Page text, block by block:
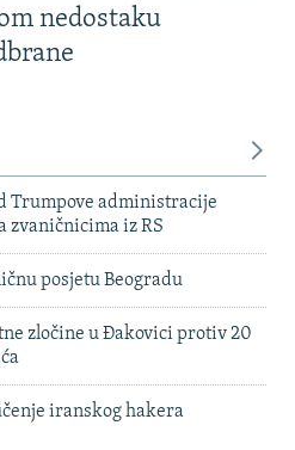
nedostaku
Trumpove administracije
zvaničnicima iz RS
posjetu Beogradu
zločine u Đakovici protiv 20
iranskog hakera